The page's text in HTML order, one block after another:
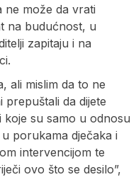
ne može da vrati
na budućnost, u
zapitaju i na
ali mislim da to ne
da dijete
su samo u odnosu
porukama dječaka i
intervencijom te
ovo što se desilo”,